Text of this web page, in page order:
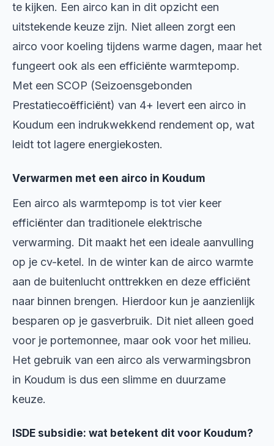
te kijken. Een airco kan in dit opzicht een
uitstekende keuze zijn. Niet alleen zorgt een
airco voor koeling tijdens warme dagen, maar het
fungeert ook als een efficiënte warmtepomp.
Met een SCOP (Seizoensgebonden
Prestatiecoëfficiënt) van 4+ levert een airco in
Koudum een indrukwekkend rendement op, wat
leidt tot lagere energiekosten.
Verwarmen met een airco in Koudum
Een airco als warmtepomp is tot vier keer
efficiënter dan traditionele elektrische
verwarming. Dit maakt het een ideale aanvulling
op je cv-ketel. In de winter kan de airco warmte
aan de buitenlucht onttrekken en deze efficiënt
naar binnen brengen. Hierdoor kun je aanzienlijk
besparen op je gasverbruik. Dit niet alleen goed
voor je portemonnee, maar ook voor het milieu.
Het gebruik van een airco als verwarmingsbron
in Koudum is dus een slimme en duurzame
keuze.
ISDE subsidie: wat betekent dit voor Koudum?